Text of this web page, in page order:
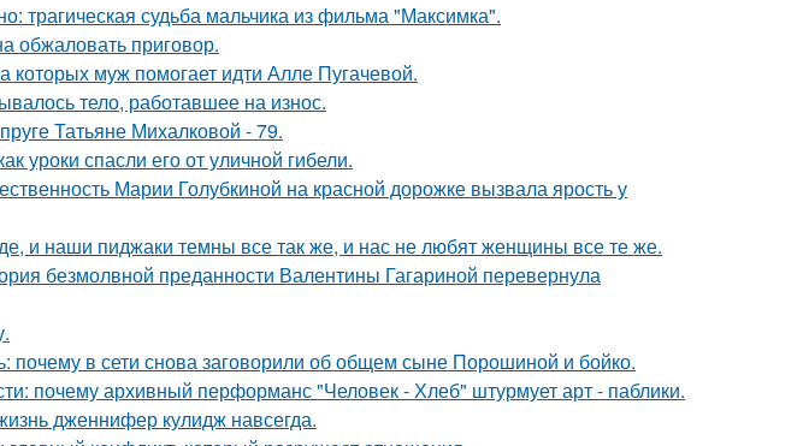
трагическая судьба мальчика из фильма "Максимка".
обжаловать приговор.
которых муж помогает идти Алле Пугачевой.
тело, работавшее на износ.
Татьяне Михалковой - 79.
уроки спасли его от уличной гибели.
Марии Голубкиной на красной дорожке вызвала ярость у
и наши пиджаки темны все так же, и нас не любят женщины все те же.
безмолвной преданности Валентины Гагариной перевернула
в сети снова заговорили об общем сыне Порошиной и бойко.
почему архивный перформанс "Человек - Хлеб" штурмует арт - паблики.
дженнифер кулидж навсегда.